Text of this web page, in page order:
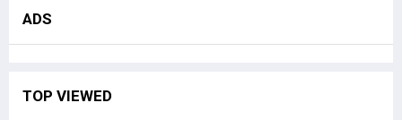
ADS
TOP VIEWED